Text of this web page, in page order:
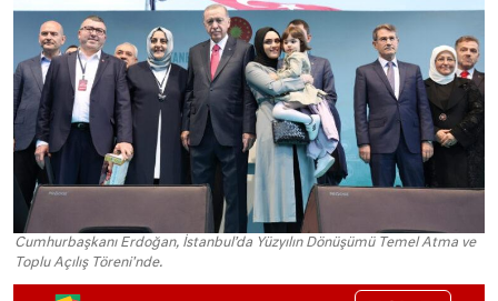
Cumhurbaşkanı Erdoğan, İstanbul’da Yüzyılın Dönüşümü Temel Atma ve
Toplu Açılış Töreni'nde.